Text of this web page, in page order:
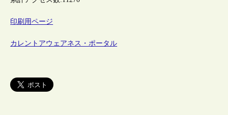
印刷用ページ
カレントアウェアネス・ポータル